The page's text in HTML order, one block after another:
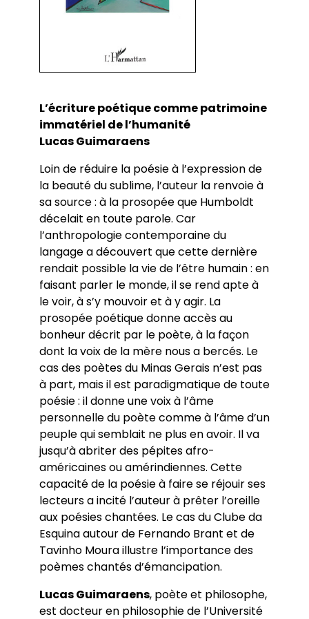
L’écriture poétique comme patrimoine
immatériel de l’humanité
Lucas Guimaraens
Loin de réduire la poésie à l’expression de
la beauté du sublime, l’auteur la renvoie à
sa source : à la prosopée que Humboldt
décelait en toute parole. Car
l’anthropologie contemporaine du
langage a découvert que cette dernière
rendait possible la vie de l’être humain : en
faisant parler le monde, il se rend apte à
le voir, à s’y mouvoir et à y agir. La
prosopée poétique donne accès au
bonheur décrit par le poète, à la façon
dont la voix de la mère nous a bercés. Le
cas des poètes du Minas Gerais n’est pas
à part, mais il est paradigmatique de toute
poésie : il donne une voix à l’âme
personnelle du poète comme à l’âme d’un
peuple qui semblait ne plus en avoir. Il va
jusqu’à abriter des pépites afro-
américaines ou amérindiennes. Cette
capacité de la poésie à faire se réjouir ses
lecteurs a incité l’auteur à prêter l’oreille
aux poésies chantées. Le cas du Clube da
Esquina autour de Fernando Brant et de
Tavinho Moura illustre l’importance des
poèmes chantés d’émancipation.
Lucas Guimaraens, poète et philosophe,
est docteur en philosophie de l’Université